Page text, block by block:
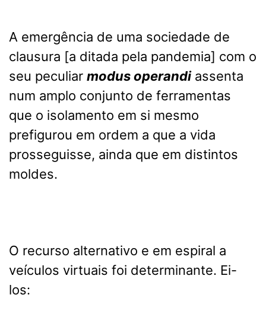
A emergência de uma sociedade de
clausura [a ditada pela pandemia] com o
seu peculiar modus operandiassenta
num amplo conjunto de ferramentas
que o isolamento em si mesmo
prefigurou em ordem a que a vida
prosseguisse, ainda que em distintos
moldes.
O recurso alternativo e em espiral a
veículos virtuais foi determinante. Ei-
los: